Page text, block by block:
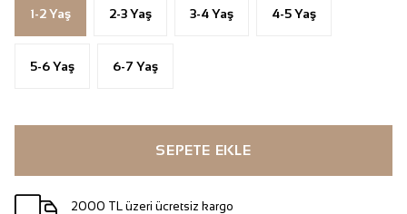
1-2 Yaş 2-3 Yaş 3-4 Yaş 4-5 Yaş
5-6 Yaş 6-7 Yaş
SEPETE EKLE
2000 TL üzeri ücretsiz kargo